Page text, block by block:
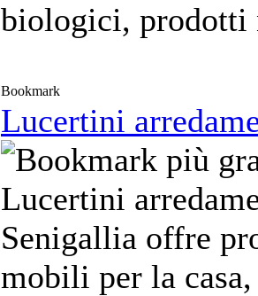
biologici, prodotti
Bookmark
Lucertini
Lucertini
Senigallia offre
mobili per la